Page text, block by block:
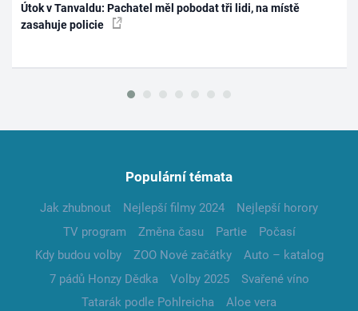
Útok v Tanvaldu: Pachatel měl pobodat tři lidi, na místě
zasahuje policie
Populární témata
Jak zhubnout Nejlepší filmy 2024
Nejlepší horory
TV program
Změna času Partie
Počasí
Kdy budou volby
ZOO Nové začátky
Auto – katalog
7 pádů Honzy Dědka
Volby 2025
Svařené víno
Tatarák podle Pohlreicha
Aloe vera